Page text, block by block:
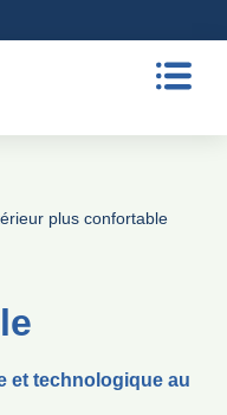
plus confortable
et technologique au